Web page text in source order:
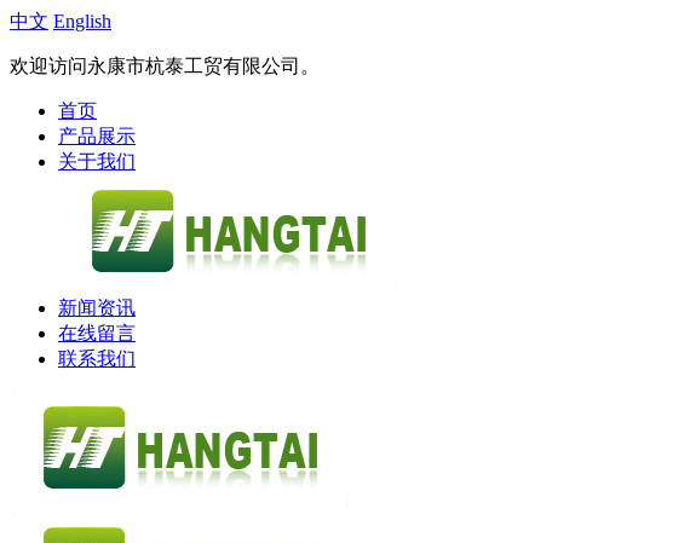
中文 English
欢迎访问永康市杭泰工贸有限公司。
首页
产品展示
关于我们
新闻资讯
在线留言
联系我们